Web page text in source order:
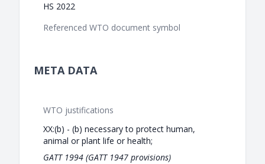
HS 2022
Referenced WTO document symbol
META DATA
WTO justifications
XX:(b) - (b) necessary to protect human,
animal or plant life or health;
GATT 1994 (GATT 1947 provisions)